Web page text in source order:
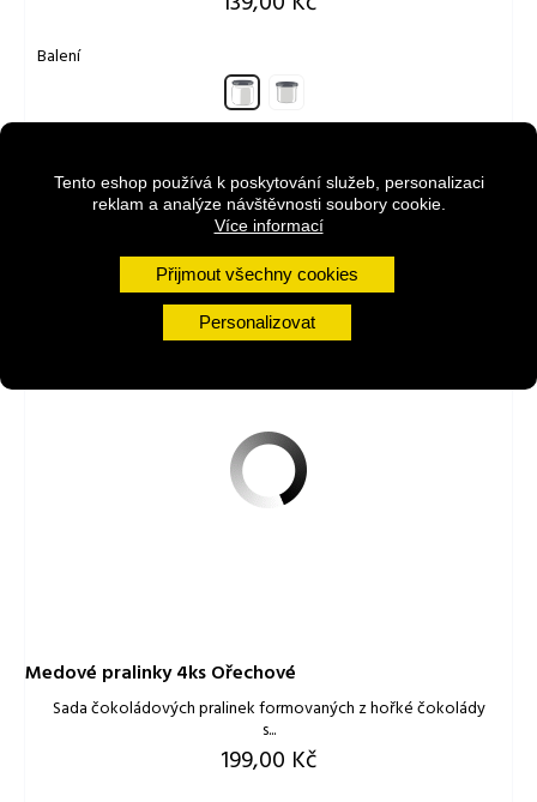
Tento eshop používá k poskytování služeb, personalizaci
reklam a analýze návštěvnosti soubory cookie.
Více informací
Přijmout všechny cookies
Personalizovat
Balení
250
g
Medové pralinky 4ks Ořechové
Sada čokoládových pralinek formovaných z hořké čokolády
s...
Cena
199,00 Kč